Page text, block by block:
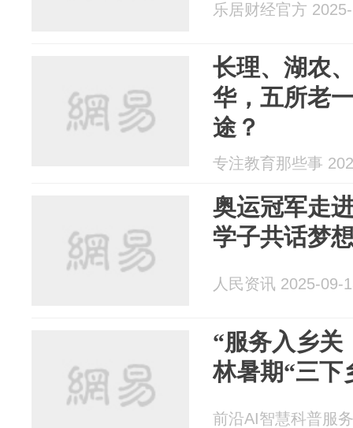
乐居财经官方
长理、湖农
华，五所老
途？
专注教育那些事
奥运冠军走
学子共话梦
人民资讯 2025-09-
“服务入乡关
林暑期“三下
前沿AI智慧科普服